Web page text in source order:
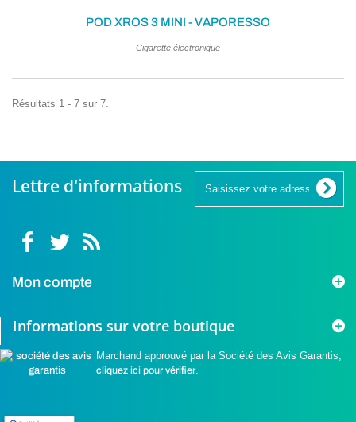
POD XROS 3 MINI - VAPORESSO
Cigarette électronique
Résultats 1 - 7 sur 7.
Lettre d'informations
Mon compte
Informations sur votre boutique
Marchand approuvé par la Société des Avis Garantis,
cliquez ici pour vérifier.